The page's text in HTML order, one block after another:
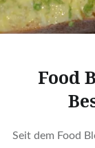
Food
Seit dem Food